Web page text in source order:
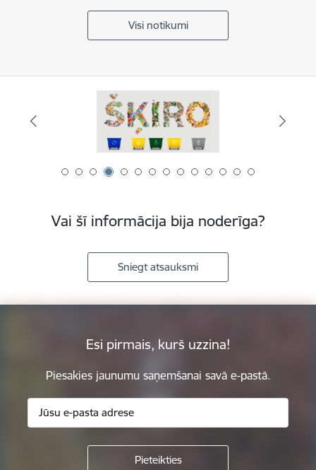
Visi notikumi
Vai šī informācija bija noderīga?
Sniegt atsauksmi
Esi pirmais, kurš uzzina!
Piesakies jaunumu saņemšanai savā e-pastā.